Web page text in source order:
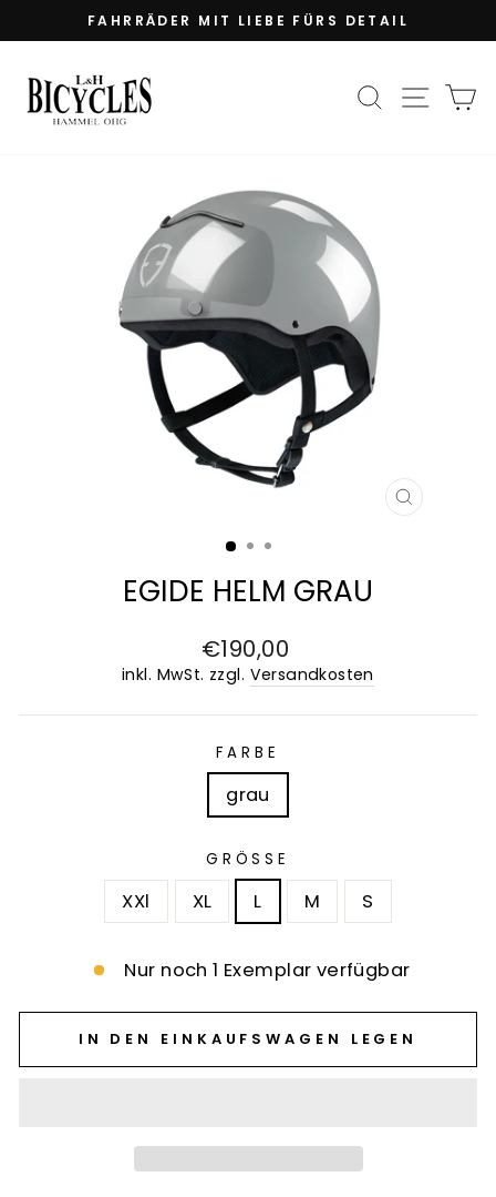
zum
Pause
FAHRRÄDER MIT LIEBE FÜRS DETAIL
SUCHE
EGIDE HELM GRAU
Normaler
Preis
€190,00
inkl. MwSt. zzgl. Versandkosten
FARBE
grau
GRÖSSE
XXl XL L M S
Nur noch 1 Exemplar verfügbar
IN DEN EINKAUFSWAGEN LEGEN